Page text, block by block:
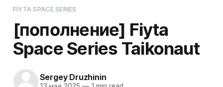
FIYTA SPACE SERIES
[пополнение] Fiyta
Space Series Taikonaut
Sergey Druzhinin